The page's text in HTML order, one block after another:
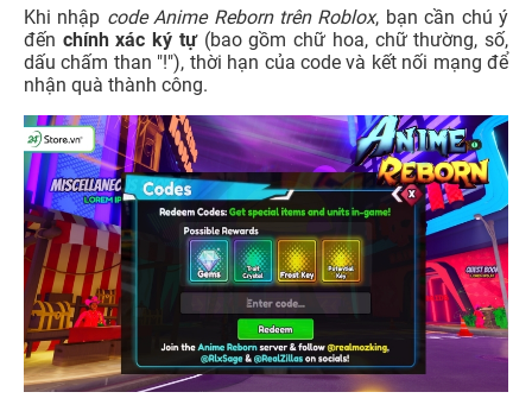
Khi nhập code Anime Reborn trên Roblox, bạn cần chú ý
đến chính xác ký tự(bao gồm chữ hoa, chữ thường, số,
dấu chấm than "!"), thời hạn của code và kết nối mạng để
nhận quà thành công.